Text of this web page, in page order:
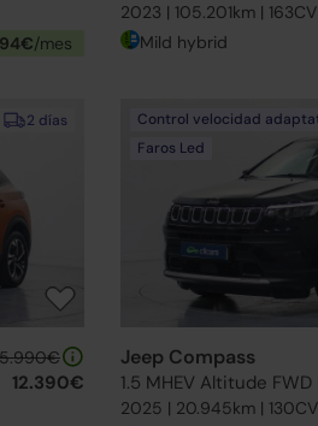
/mes
2023 | 105.201km |
Mild hybrid
2 días
12.390€
Control velocidad
Faros Led
Jeep Compass
1.5 MHEV Altitude FWD
2025 | 20.945km |